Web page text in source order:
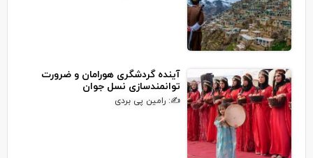
آینده گردشگری هورامان و ضرورت
توانمندسازی نسل جوان
✍: رامین پی بردی